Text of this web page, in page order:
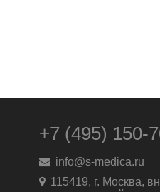
+7 (495) 150-
info@s-medica.ru
115419, г. Москва,